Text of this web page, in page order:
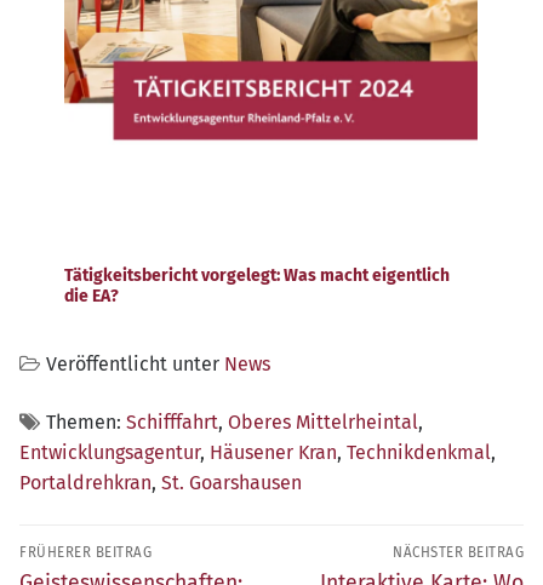
Tätigkeitsbericht vorgelegt: Was macht eigentlich
die EA?
Veröffentlicht unter News
Themen: Schifffahrt, Oberes Mittelrheintal,
Entwicklungsagentur, Häusener Kran, Technikdenkmal,
Portaldrehkran, St. Goarshausen
Beitragsnavigation
FRÜHERER BEITRAG NÄCHSTER BEITRAG